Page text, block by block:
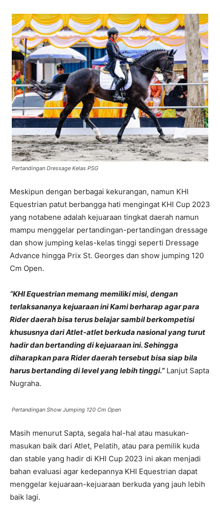
Pertandingan Dressage Kelas PSG
Meskipun dengan berbagai kekurangan, namun KHI
Equestrian patut berbangga hati mengingat KHI Cup 2023
yang notabene adalah kejuaraan tingkat daerah namun
mampu menggelar pertandingan-pertandingan dressage
dan show jumping kelas-kelas tinggi seperti Dressage
Advance hingga Prix St. Georges dan show jumping 120
Cm Open.
“KHI Equestrian memang memiliki misi, dengan
terlaksananya kejuaraan ini Kami berharap agar para
Rider daerah bisa terus belajar sambil berkompetisi
khususnya dari Atlet-atlet berkuda nasional yang turut
hadir dan bertanding di kejuaraan ini. Sehingga
diharapkan para Rider daerah tersebut bisa siap bila
harus bertanding di level yang lebih tinggi.”Lanjut Sapta
Nugraha.
Pertandingan Show Jumping 120 Cm Open
Masih menurut Sapta, segala hal-hal atau masukan-
masukan baik dari Atlet, Pelatih, atau para pemilik kuda
dan stable yang hadir di KHI Cup 2023 ini akan menjadi
bahan evaluasi agar kedepannya KHI Equestrian dapat
menggelar kejuaraan-kejuaraan berkuda yang jauh lebih
baik lagi.